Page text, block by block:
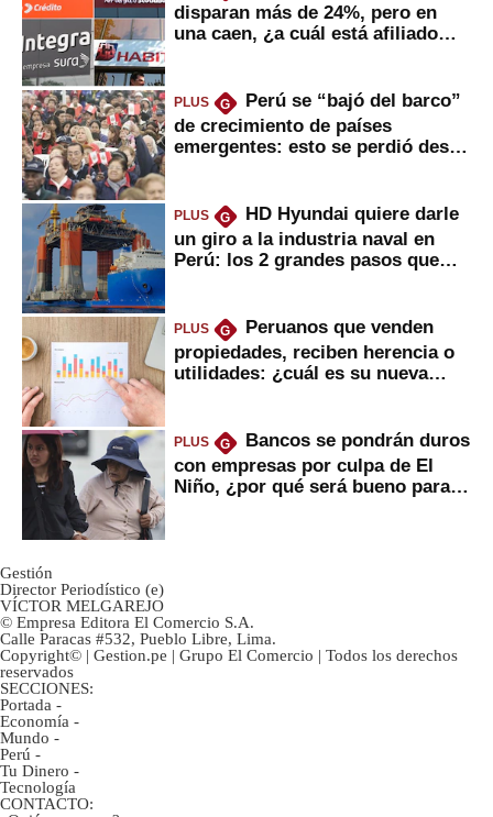
disparan más de 24%, pero en
una caen, ¿a cuál está afiliado
PLUS G
Perú se “bajó del barco”
de crecimiento de países
emergentes: esto se perdió desde
PLUS G
HD Hyundai quiere darle
un giro a la industria naval en
Perú: los 2 grandes pasos que
PLUS G
Peruanos que venden
propiedades, reciben herencia o
utilidades: ¿cuál es su nueva
PLUS G
Bancos se pondrán duros
con empresas por culpa de El
Niño, ¿por qué será bueno para
Gestión
Director Periodístico (e)
VÍCTOR MELGAREJO
© Empresa Editora El Comercio S.A.
Calle Paracas #532, Pueblo Libre, Lima.
Copyright© | Gestion.pe | Grupo El Comercio | Todos los derechos
reservados
SECCIONES:
Portada -
Economía -
Mundo -
Perú -
Tu Dinero -
Tecnología
CONTACTO: